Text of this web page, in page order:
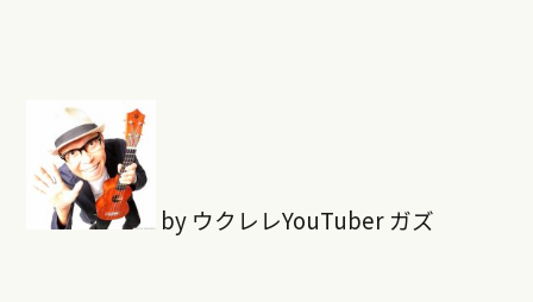
by ウクレレYouTuber ガズ